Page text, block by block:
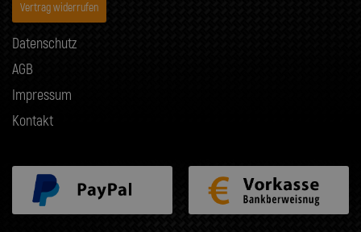
Vertrag widerrufen
Datenschutz
AGB
Impressum
Kontakt